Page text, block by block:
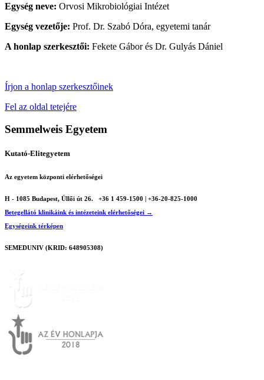
Egység neve: Orvosi Mikrobiológiai Intézet
Egység vezetője: Prof. Dr. Szabó Dóra, egyetemi tanár
A honlap szerkesztői: Fekete Gábor és Dr. Gulyás Dániel
Írjon a honlap szerkesztőinek
Fel az oldal tetejére
Semmelweis Egyetem
Kutató-Elitegyetem
Az egyetem központi elérhetőségei
H - 1085 Budapest, Üllői út 26.
+36 1 459-1500 | +36-20-825-1000
Betegellátó klinikáink és intézeteink elérhetőségei →
Egységeink térképen
SEMEDUNIV (KRID: 648905308)